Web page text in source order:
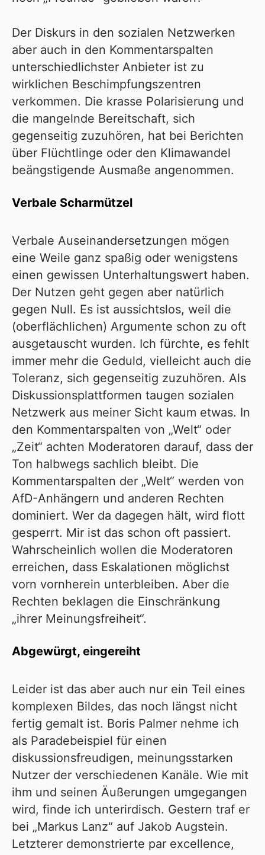
Der Diskurs in den sozialen Netzwerken
aber auch in den Kommentarspalten
unterschiedlichster Anbieter ist zu
wirklichen Beschimpfungszentren
verkommen. Die krasse Polarisierung und
die mangelnde Bereitschaft, sich
gegenseitig zuzuhören, hat bei Berichten
über Flüchtlinge oder den Klimawandel
beängstigende Ausmaße angenommen.
Verbale Scharmützel
Verbale Auseinandersetzungen mögen
eine Weile ganz spaßig oder wenigstens
einen gewissen Unterhaltungswert haben.
Der Nutzen geht gegen aber natürlich
gegen Null. Es ist aussichtslos, weil die
(oberflächlichen) Argumente schon zu oft
ausgetauscht wurden. Ich fürchte, es fehlt
immer mehr die Geduld, vielleicht auch die
Toleranz, sich gegenseitig zuzuhören. Als
Diskussionsplattformen taugen sozialen
Netzwerk aus meiner Sicht kaum etwas. In
den Kommentarspalten von „Welt“ oder
„Zeit“ achten Moderatoren darauf, dass der
Ton halbwegs sachlich bleibt. Die
Kommentarspalten der „Welt“ werden von
AfD-Anhängern und anderen Rechten
dominiert. Wer da dagegen hält, wird flott
gesperrt. Mir ist das schon oft passiert.
Wahrscheinlich wollen die Moderatoren
erreichen, dass Eskalationen möglichst
vorn vornherein unterbleiben. Aber die
Rechten beklagen die Einschränkung
„ihrer Meinungsfreiheit“.
Abgewürgt, eingereiht
Leider ist das aber auch nur ein Teil eines
komplexen Bildes, das noch längst nicht
fertig gemalt ist. Boris Palmer nehme ich
als Paradebeispiel für einen
diskussionsfreudigen, meinungsstarken
Nutzer der verschiedenen Kanäle. Wie mit
ihm und seinen Äußerungen umgegangen
wird, finde ich unterirdisch. Gestern traf er
bei „Markus Lanz“ auf Jakob Augstein.
Letzterer demonstrierte par excellence,